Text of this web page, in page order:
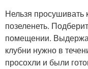
Нельзя просушивать
позеленеть.
помещении.
клубни нужно в
просохли и были